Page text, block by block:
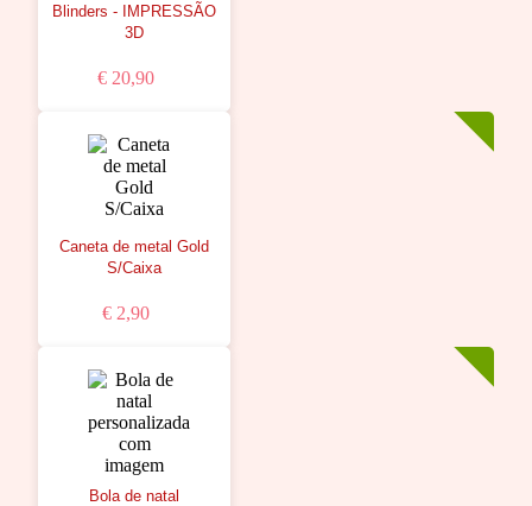
Blinders - IMPRESSÃO
3D
€ 20,90
Caneta de metal Gold
S/Caixa
€ 2,90
Bola de natal